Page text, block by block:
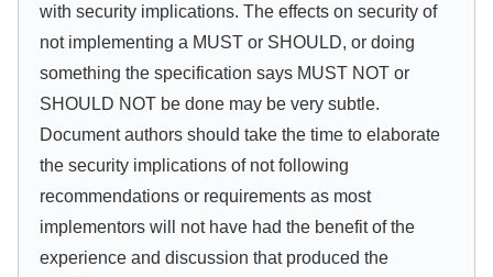
with security implications. The effects on security of
not implementing a MUST or SHOULD, or doing
something the specification says MUST NOT or
SHOULD NOT be done may be very subtle.
Document authors should take the time to elaborate
the security implications of not following
recommendations or requirements as most
implementors will not have had the benefit of the
experience and discussion that produced the